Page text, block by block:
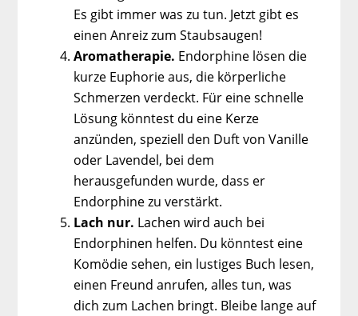
Es gibt immer was zu tun. Jetzt gibt es
einen Anreiz zum Staubsaugen!
Aromatherapie. Endorphine lösen die
kurze Euphorie aus, die körperliche
Schmerzen verdeckt. Für eine schnelle
Lösung könntest du eine Kerze
anzünden, speziell den Duft von Vanille
oder Lavendel, bei dem
herausgefunden wurde, dass er
Endorphine zu verstärkt.
Lach nur. Lachen wird auch bei
Endorphinen helfen. Du könntest eine
Komödie sehen, ein lustiges Buch lesen,
einen Freund anrufen, alles tun, was
dich zum Lachen bringt. Bleibe lange auf